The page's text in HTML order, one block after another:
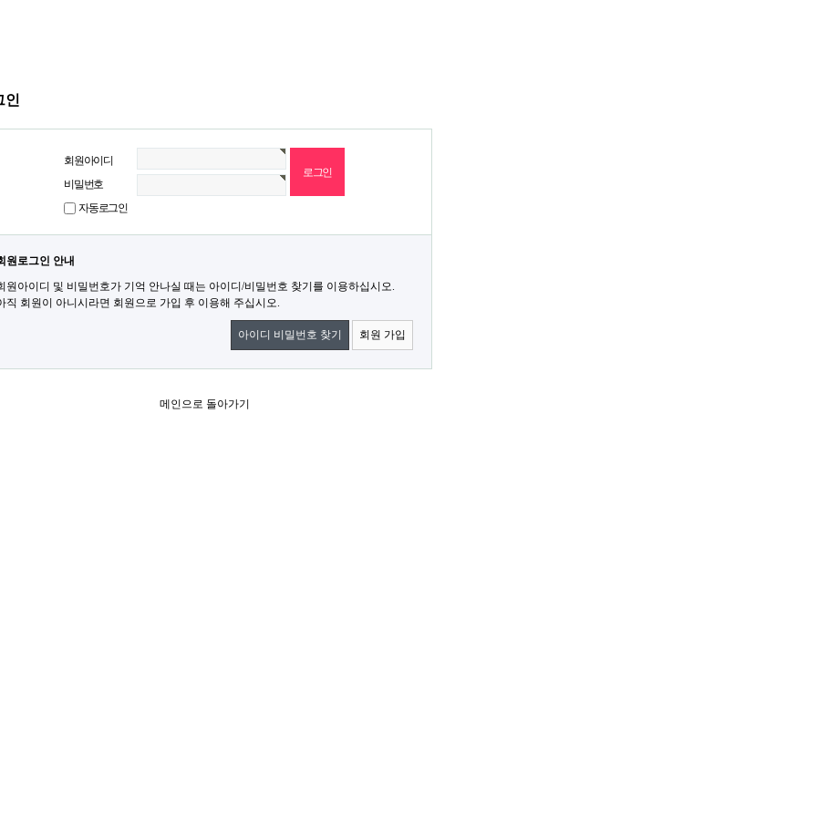
인
회원아이디
비밀번호
자동로그인
원로그인 안내
원아이디 및 비밀번호가 기억 안나실 때는 아이디/비밀번호 찾기를 이용하십시오.
직 회원이 아니시라면 회원으로 가입 후 이용해 주십시오.
아이디 비밀번호 찾기 회원 가입
메인으로 돌아가기